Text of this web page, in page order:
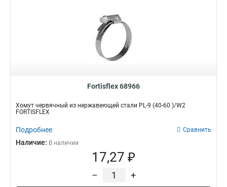
Fortisflex 68966
Хомут червячный из нержавеющей стали PL-9 (40-60 )/W2
FORTISFLEX
Подробнее Сравнить
Наличие: В наличии
17,27 ₽
– +